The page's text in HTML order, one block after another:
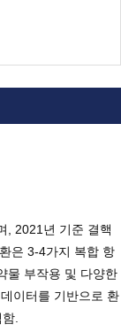
, 2021년 기준 결핵
은 3-4가지 복합 항
물 부작용 및 다양한
이터를 기반으로 환
.